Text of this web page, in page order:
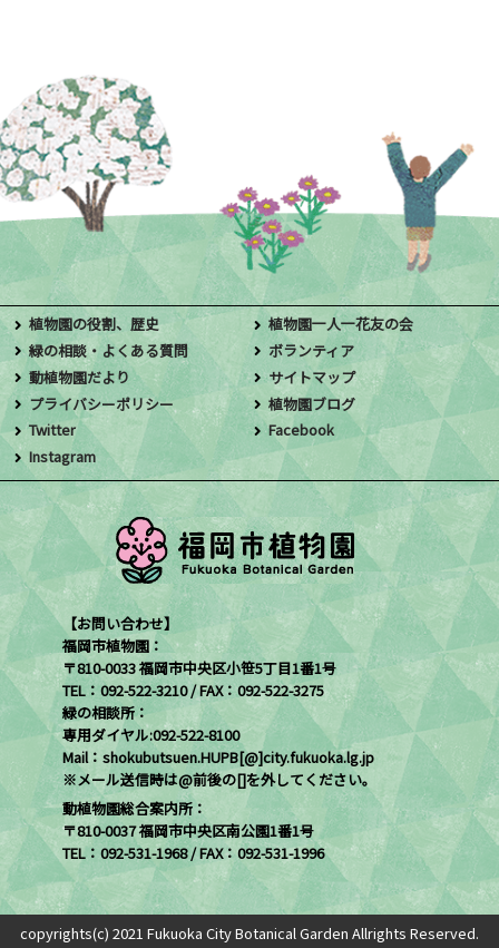
植物園の役割、歴史
植物園一人一花友の会
緑の相談・よくある質問
ボランティア
動植物園だより
サイトマップ
プライバシーポリシー
植物園ブログ
Twitter
Facebook
Instagram
【お問い合わせ】
福岡市植物園：
〒810-0033 福岡市中央区小笹5丁目1番1号
TEL：092-522-3210 / FAX：092-522-3275
緑の相談所：
専用ダイヤル:092-522-8100
Mail：shokubutsuen.HUPB[@]city.fukuoka.lg.jp
※メール送信時は@前後の[]を外してください。
動植物園総合案内所：
〒810-0037 福岡市中央区南公園1番1号
TEL：092-531-1968 / FAX：092-531-1996
copyrights(c) 2021 Fukuoka City Botanical Garden Allrights Reserved.